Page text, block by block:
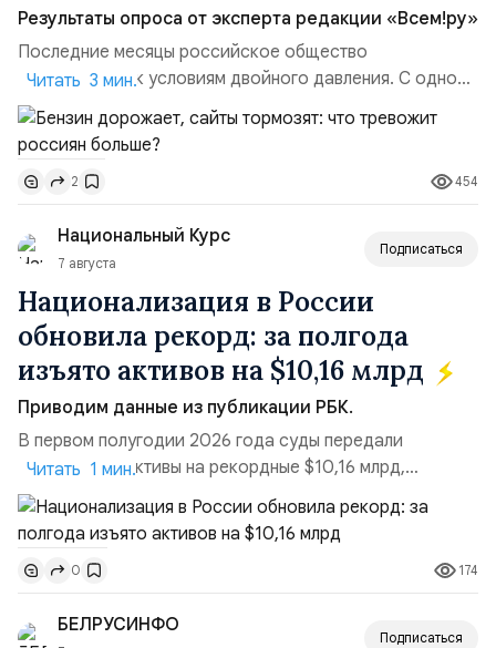
Результаты опроса от эксперта редакции «Всем!ру»
Последние месяцы российское общество
адаптируется к условиям двойного давления. С одной
стороны, происходит рост цен на товары первой
необходимости, инфляция и локальные сбои в
поставках бензина. А с другой – технологическая
турбулентность: перебои в работе интернета,
блокировки сайтов, необходимость осваивать VPN и
российские платформы.Что из этого бье...
Читать 3 мин.
2 454
Национальный Курс
7 августа
Подписаться
Национализация в России
обновила рекорд: за полгода
изъято активов на $10,16 млрд
Приводим данные из публикации РБК.
В первом полугодии 2026 года суды передали
государству активы на рекордные $10,16 млрд,
подсчитали аналитики AK&M. Это в 2,5 раза больше,
чем за аналогичный период 2025 года ($3,95 млрд).
Всего зафиксировано 15 национализационных
транзакций, которые обеспечили 42,2% денежного
объёма всего российского рынка слияний и
поглощений. Крупнейшей ...
Читать 1 мин.
0 174
БЕЛРУСИНФО
Подписаться